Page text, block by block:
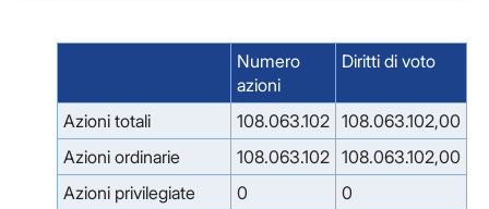
Numero
azioni
Diritti di voto
Azioni totali 108.063.102 108.063.102,00
Azioni ordinarie
108.063.102 108.063.102,00
Azioni privilegiate
0
0